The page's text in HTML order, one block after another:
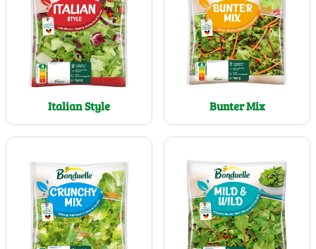
Italian Style Bunter Mix